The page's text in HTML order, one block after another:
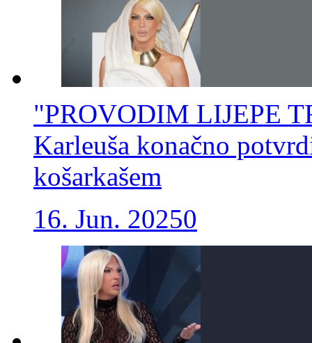
"PROVODIM LIJEPE
Karleuša konačno
košarkašem
16. Jun. 20250